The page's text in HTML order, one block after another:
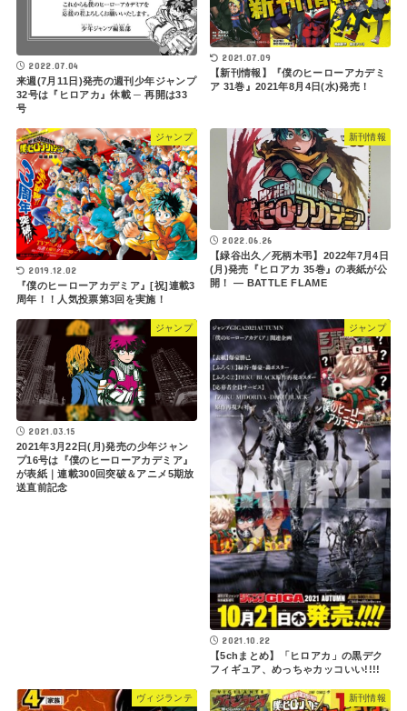
2022.07.04
来週(7月11日)発売の週刊少年ジャンプ
32号は『ヒロアカ』休載 ─ 再開は33
号
2021.07.09
【新刊情報】『僕のヒーローアカデミ
ア 31巻』2021年8月4日(水)発売！
ジャンプ
2019.12.02
『僕のヒーローアカデミア』[祝]連載3
周年！！人気投票第3回を実施！
新刊情報
2022.06.26
【緑谷出久／死柄木弔】2022年7月4日
(月)発売『ヒロアカ 35巻』の表紙が公
開！ ― BATTLE FLAME
ジャンプ
2021.03.15
2021年3月22日(月)発売の少年ジャン
プ16号は『僕のヒーローアカデミア』
が表紙｜連載300回突破＆アニメ5期放
送直前記念
ジャンプ
2021.10.22
【5chまとめ】「ヒロアカ」の黒デク
フィギュア、めっちゃカッコいい!!!!
ヴィジランテ 新刊情報